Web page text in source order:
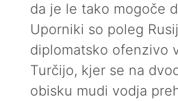
da je le tako mogoče
Uporniki so poleg
diplomatsko ofenzivo
Turčijo, kjer se na
obisku mudi vodja